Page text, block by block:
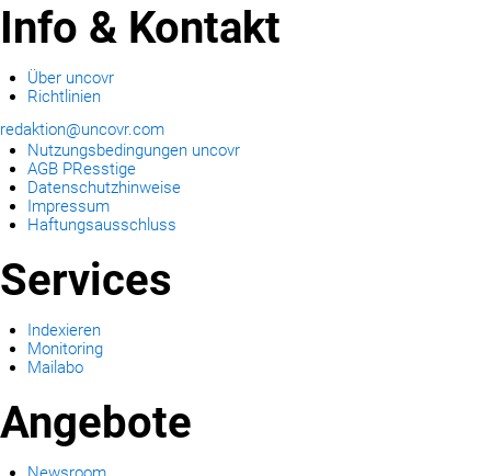
Info & Kontakt
Über uncovr
Richtlinien
redaktion@uncovr.com
Nutzungsbedingungen uncovr
AGB PResstige
Datenschutzhinweise
Impressum
Haftungsausschluss
Services
Indexieren
Monitoring
Mailabo
Angebote